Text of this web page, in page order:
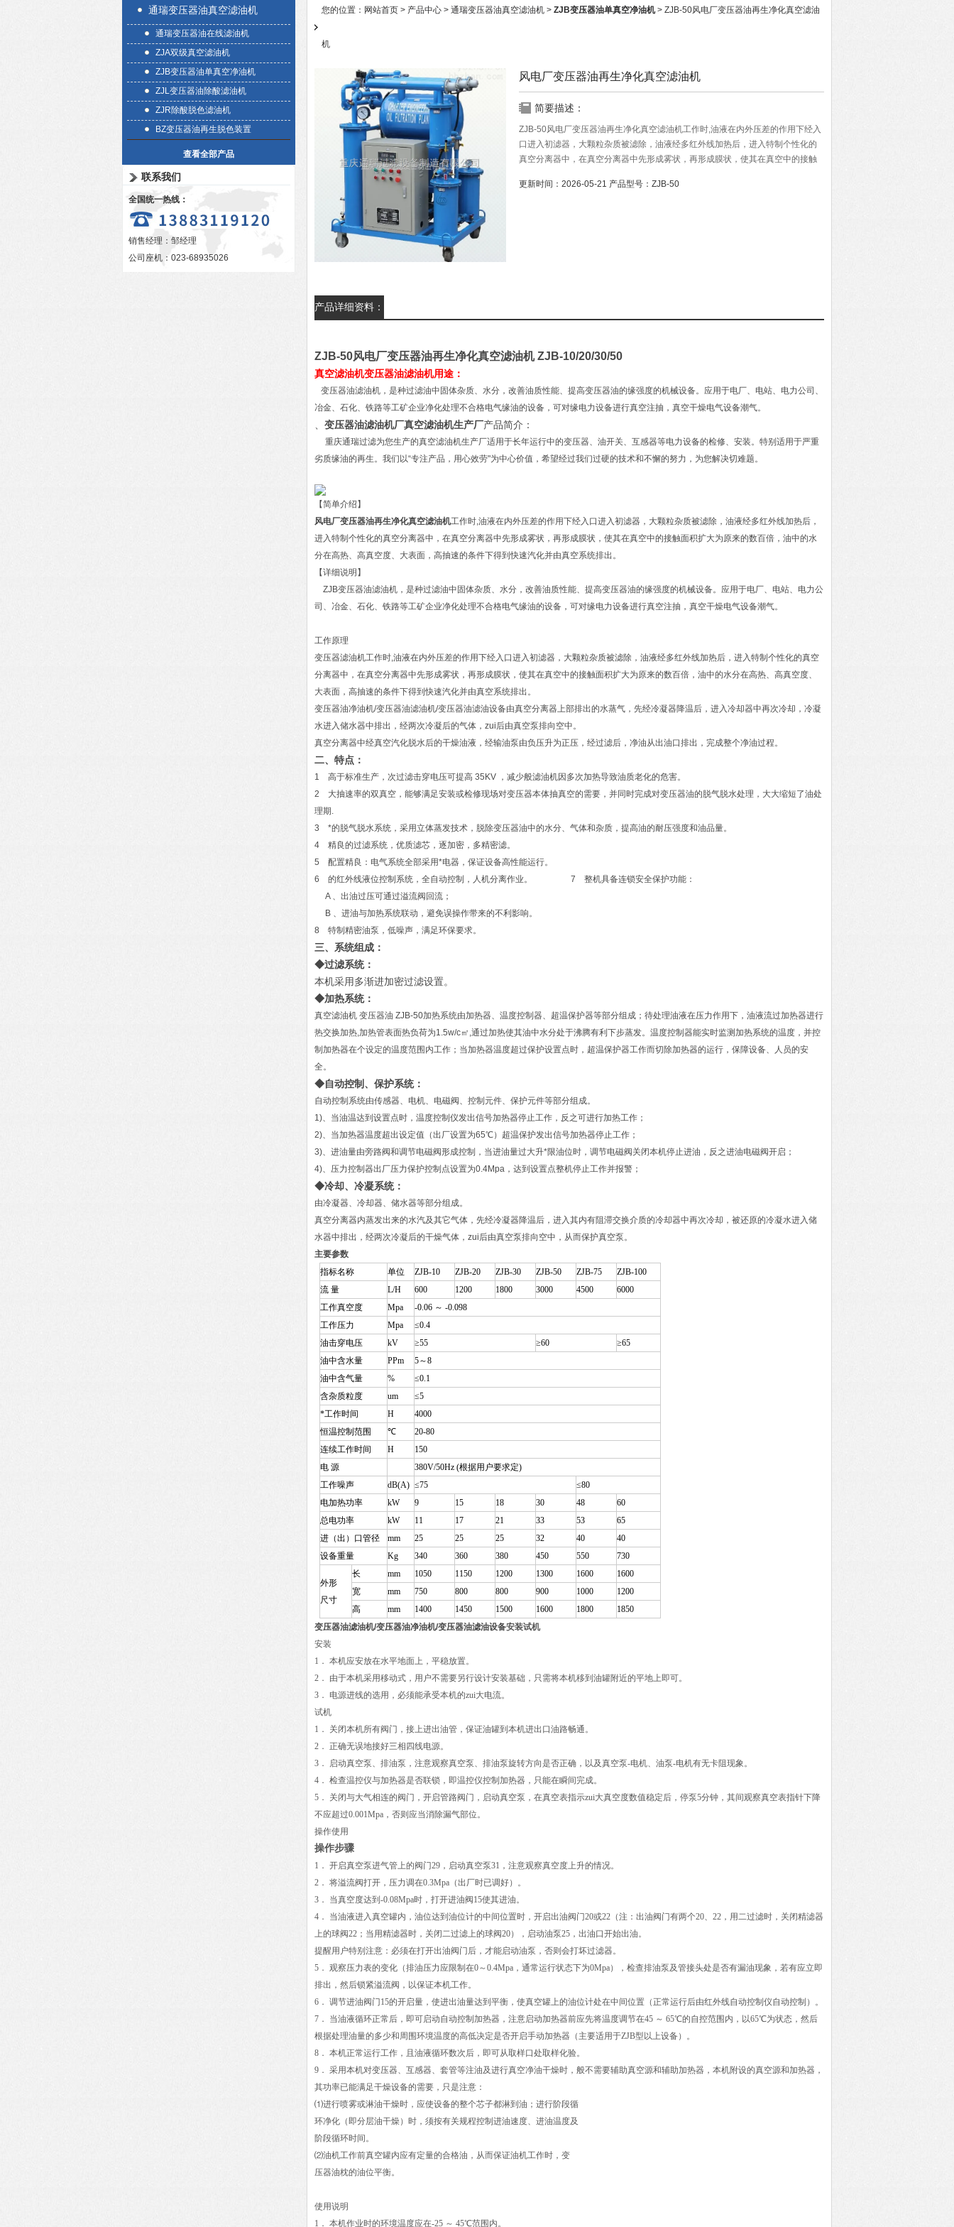
通瑞变压器油真空滤油机
通瑞变压器油在线滤油机
ZJA双级真空滤油机
ZJB变压器油单真空净油机
ZJL变压器油除酸滤油机
ZJR除酸脱色滤油机
BZ变压器油再生脱色装置
查看全部产品
联系我们
全国统一热线：
销售经理：邹经理
公司座机：023-68935026
您的位置： 网站首页 > 产品中心 > 通瑞变压器油真空滤油机 > ZJB变压器油单真空净油机> ZJB-50风电厂变压器油再生净化真空滤油
机
风电厂变压器油再生净化真空滤油机
简要描述：
ZJB-50风电厂变压器油再生净化真空滤油机工作时,油液在内外压差的作用下经入
口进入初滤器，大颗粒杂质被滤除，油液经多红外线加热后，进入特制个性化的
真空分离器中，在真空分离器中先形成雾状，再形成膜状，使其在真空中的接触
件下得到快速汽化并由真空系统排出。
更新时间： 2026-05-21 产品型号： ZJB-50
产品详细资料：
ZJB-50风电厂变压器油再生净化真空滤油机ZJB-10/20/30/50
真空滤油机变压器油滤油机用途：
变压器油滤油机，是种过滤油中固体杂质、水分，改善油质性能、提高变压器油的缘强度的机械设备。应用于电厂、电站、电力公司、
冶金、石化、铁路等工矿企业净化处理不合格电气缘油的设备，可对缘电力设备进行真空注抽，真空干燥电气设备潮气。
变压器油滤油机厂真空滤油机生产厂产品简介：
重庆通瑞过滤为您生产的真空滤油机生产厂适用于长年运行中的变压器、油开关、互感器等电力设备的检修、安装。特别适用于严重
劣质缘油的再生。我们以“专注产品，用心效劳"为中心价值，希望经过我们过硬的技术和不懈的努力，为您解决切难题。
【简单介绍】
风电厂变压器油再生净化真空滤油机工作时,油液在内外压差的作用下经入口进入初滤器，大颗粒杂质被滤除，油液经多红外线加热后，
进入特制个性化的真空分离器中，在真空分离器中先形成雾状，再形成膜状，使其在真空中的接触面积扩大为原来的数百倍，油中的水
分在高热、高真空度、大表面，高抽速的条件下得到快速汽化并由真空系统排出。
【详细说明】
ZJB变压器油滤油机，是种过滤油中固体杂质、水分，改善油质性能、提高变压器油的缘强度的机械设备。应用于电厂、电站、电力公
司、冶金、石化、铁路等工矿企业净化处理不合格电气缘油的设备，可对缘电力设备进行真空注抽，真空干燥电气设备潮气。
工作原理
变压器滤油机工作时,油液在内外压差的作用下经入口进入初滤器，大颗粒杂质被滤除，油液经多红外线加热后，进入特制个性化的真空
分离器中，在真空分离器中先形成雾状，再形成膜状，使其在真空中的接触面积扩大为原来的数百倍，油中的水分在高热、高真空度、
大表面，高抽速的条件下得到快速汽化并由真空系统排出。
变压器油净油机/变压器油滤油机/变压器油滤油设备由真空分离器上部排出的水蒸气，先经冷凝器降温后，进入冷却器中再次冷却，冷凝
水进入储水器中排出，经两次冷凝后的气体，zui后由真空泵排向空中。
真空分离器中经真空汽化脱水后的干燥油液，经输油泵由负压升为正压，经过滤后，净油从出油口排出，完成整个净油过程。
二、 特点：
1 高于标准生产，次过滤击穿电压可提高 35KV ，减少般滤油机因多次加热导致油质老化的危害。
2 大抽速率的双真空，能够满足安装或检修现场对变压器本体抽真空的需要，并同时完成对变压器油的脱气脱水处理，大大缩短了油处
理期.
3 *的脱气脱水系统，采用立体蒸发技术，脱除变压器油中的水分、气体和杂质，提高油的耐压强度和油品量。
4 精良的过滤系统，优质滤芯，逐加密，多精密滤。
5 配置精良：电气系统全部采用*电器，保证设备高性能运行。
6 的红外线液位控制系统，全自动控制，人机分离作业。 7 整机具备连锁安全保护功能：
A 、出油过压可通过溢流阀回流；
B 、进油与加热系统联动，避免误操作带来的不利影响。
8 特制精密油泵，低噪声，满足环保要求。
三、 系统组成：
◆过滤系统：
本机采用多渐进加密过滤设置。
◆加热系统：
真空滤油机 变压器油 ZJB-50加热系统由加热器、温度控制器、超温保护器等部分组成；待处理油液在压力作用下，油液流过加热器进行
热交换加热,加热管表面热负荷为1.5w/c㎡,通过加热使其油中水分处于沸腾有利下步蒸发。温度控制器能实时监测加热系统的温度，并控
制加热器在个设定的温度范围内工作；当加热器温度超过保护设置点时，超温保护器工作而切除加热器的运行，保障设备、人员的安
全。
◆自动控制、保护系统：
自动控制系统由传感器、电机、电磁阀、控制元件、保护元件等部分组成。
1)、当油温达到设置点时，温度控制仪发出信号加热器停止工作，反之可进行加热工作；
2)、当加热器温度超出设定值（出厂设置为65℃）超温保护发出信号加热器停止工作；
3)、进油量由旁路阀和调节电磁阀形成控制，当进油量过大升*限油位时，调节电磁阀关闭本机停止进油，反之进油电磁阀开启；
4)、压力控制器出厂压力保护控制点设置为0.4Mpa，达到设置点整机停止工作并报警；
◆冷却、冷凝系统：
由冷凝器、冷却器、储水器等部分组成。
真空分离器内蒸发出来的水汽及其它气体，先经冷凝器降温后，进入其内有阻滞交换介质的冷却器中再次冷却，被还原的冷凝水进入储
水器中排出，经两次冷凝后的干燥气体，zui后由真空泵排向空中，从而保护真空泵。
主要参数
指标名称
单位 ZJB-10 ZJB-20 ZJB-30 ZJB-50 ZJB-75
ZJB-100
流 量
L/H 600 1200 1800 3000 4500
6000
工作真空度
Mpa
-0.06 ～ -0.098
工作压力
Mpa
≤0.4
油击穿电压
kV ≥55 ≥60
≥65
油中含水量
PPm
5～8
油中含气量
%
≤0.1
含杂质粒度
um
≤5
*工作时间
H
4000
恒温控制范围
℃
20-80
连续工作时间
H
150
电 源
380V/50Hz (根据用户要求定)
工作噪声
dB(A) ≤75
≤80
电加热功率
kW 9 15 18 30 48
60
总电功率
kW 11 17 21 33 53
65
进（出）口管径
mm 25 25 25 32 40
40
设备重量
Kg 340 360 380 450 550 730
外形
尺寸
长 mm 1050 1150 1200 1300 1600
1600
宽
mm 750 800 800 900 1000
1200
高
mm 1400 1450 1500 1600 1800
1850
变压器油滤油机/变压器油净油机/变压器油滤油设备安装试机
安装
1． 本机应安放在水平地面上，平稳放置。
2． 由于本机采用移动式，用户不需要另行设计安装基础，只需将本机移到油罐附近的平地上即可。
3． 电源进线的选用，必须能承受本机的zui大电流。
试机
1． 关闭本机所有阀门，接上进出油管，保证油罐到本机进出口油路畅通。
2． 正确无误地接好三相四线电源。
3． 启动真空泵、排油泵，注意观察真空泵、排油泵旋转方向是否正确，以及真空泵-电机、油泵-电机有无卡阻现象。
4． 检查温控仪与加热器是否联锁，即温控仪控制加热器，只能在瞬间完成。
5． 关闭与大气相连的阀门，开启管路阀门，启动真空泵，在真空表指示zui大真空度数值稳定后，停泵5分钟，其间观察真空表指针下降
不应超过0.001Mpa，否则应当消除漏气部位。
操作使用
操作步骤
1． 开启真空泵进气管上的阀门29，启动真空泵31，注意观察真空度上升的情况。
2． 将溢流阀打开，压力调在0.3Mpa（出厂时已调好）。
3． 当真空度达到-0.08Mpa时，打开进油阀15使其进油。
4． 当油液进入真空罐内，油位达到油位计的中间位置时，开启出油阀门20或22（注：出油阀门有两个20、22，用二过滤时，关闭精滤器
上的球阀22；当用精滤器时，关闭二过滤上的球阀20），启动油泵25，出油口开始出油。
提醒用户特别注意：必须在打开出油阀门后，才能启动油泵，否则会打坏过滤器。
5． 观察压力表的变化（排油压力应限制在0～0.4Mpa，通常运行状态下为0Mpa），检查排油泵及管接头处是否有漏油现象，若有应立即
排出，然后锁紧溢流阀，以保证本机工作。
6． 调节进油阀门15的开启量，使进出油量达到平衡，使真空罐上的油位计处在中间位置（正常运行后由红外线自动控制仪自动控制）。
7． 当油液循环正常后，即可启动自动控制加热器，注意启动加热器前应先将温度调节在45 ～ 65℃的自控范围内，以65℃为状态，然后
根据处理油量的多少和周围环境温度的高低决定是否开启手动加热器（主要适用于ZJB型以上设备）。
8． 本机正常运行工作，且油液循环数次后，即可从取样口处取样化验。
9． 采用本机对变压器、互感器、套管等注油及进行真空净油干燥时，般不需要辅助真空源和辅助加热器，本机附设的真空源和加热器，
其功率已能满足干燥设备的需要，只是注意：
⑴进行喷雾或淋油干燥时，应使设备的整个芯子都淋到油；进行阶段循
环净化（即分层油干燥）时，须按有关规程控制进油速度、进油温度及
阶段循环时间。
⑵油机工作前真空罐内应有定量的合格油，从而保证油机工作时，变
压器油枕的油位平衡。
使用说明
1． 本机作业时的环境温度应在-25 ～ 45℃范围内。